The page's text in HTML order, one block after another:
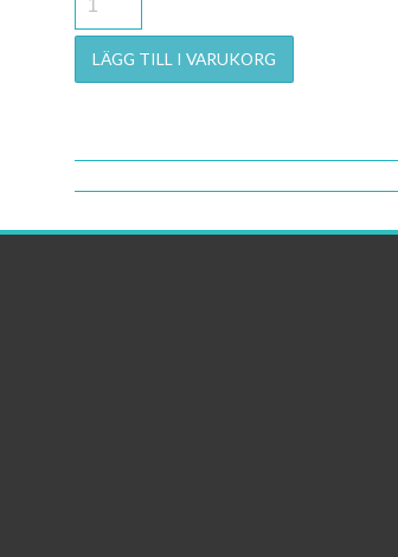
LÄGG TILL I VARUKORG